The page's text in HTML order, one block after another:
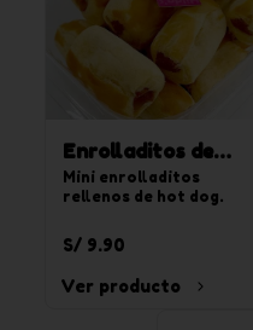
Enrolladitos de
hot dog 15 und
Mini enrolladitos
rellenos de hot dog.
S/ 9.90
Ver producto